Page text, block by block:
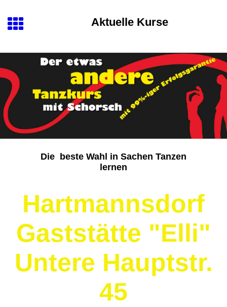
Aktuelle Kurse
Die beste Wahl in Sachen Tanzen
lernen
Hartmannsdorf
Gaststätte "Elli"
Untere Hauptstr.
45